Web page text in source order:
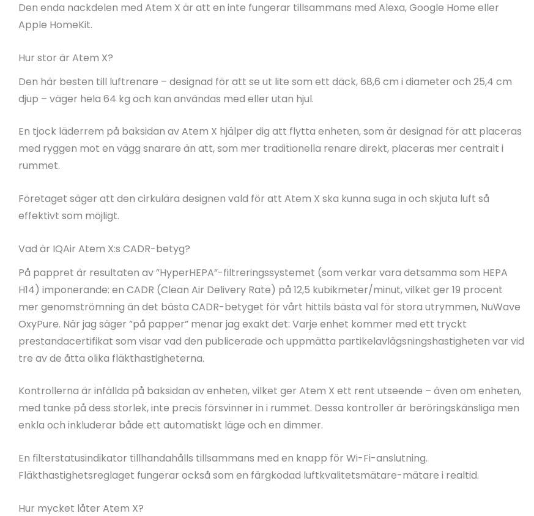
Den enda nackdelen med Atem X är att en inte fungerar tillsammans med Alexa, Google Home eller
Apple HomeKit.
Hur stor är Atem X?
Den här besten till luftrenare – designad för att se ut lite som ett däck, 68,6 cm i diameter och 25,4 cm
djup – väger hela 64 kg och kan användas med eller utan hjul.
En tjock läderrem på baksidan av Atem X hjälper dig att flytta enheten, som är designad för att placeras
med ryggen mot en vägg snarare än att, som mer traditionella renare direkt, placeras mer centralt i
rummet.
Företaget säger att den cirkulära designen vald för att Atem X ska kunna suga in och skjuta luft så
effektivt som möjligt.
Vad är IQAir Atem X:s CADR-betyg?
På pappret är resultaten av ”HyperHEPA”-filtreringssystemet (som verkar vara detsamma som HEPA
H14) imponerande: en CADR (Clean Air Delivery Rate) på 12,5 kubikmeter/minut, vilket ger 19 procent
mer genomströmning än det bästa CADR-betyget för vårt hittils bästa val för stora utrymmen, NuWave
OxyPure. När jag säger ”på papper” menar jag exakt det: Varje enhet kommer med ett tryckt
prestandacertifikat som visar vad den publicerade och uppmätta partikelavlägsningshastigheten var vid
tre av de åtta olika fläkthastigheterna.
Kontrollerna är infällda på baksidan av enheten, vilket ger Atem X ett rent utseende – även om enheten,
med tanke på dess storlek, inte precis försvinner in i rummet. Dessa kontroller är beröringskänsliga men
enkla och inkluderar både ett automatiskt läge och en dimmer.
En filterstatusindikator tillhandahålls tillsammans med en knapp för Wi-Fi-anslutning.
Fläkthastighetsreglaget fungerar också som en färgkodad luftkvalitetsmätare-mätare i realtid.
Hur mycket låter Atem X?